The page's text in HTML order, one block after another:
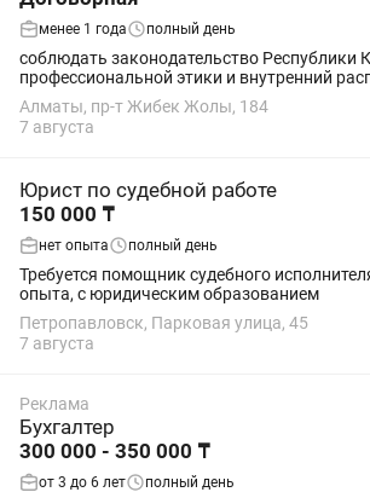
менее 1 года полный день
соблюдать законодательство Республики
профессиональной этики и внутренний
выполнять поручения частного судебного
своевременно, качественно и в полном...
Алматы, пр-т Жибек Жолы, 184
7 августа
Юрист по судебной работе
150 000 ₸
нет опыта полный день
Требуется помощник судебного
опыта, с юридическим образованием
Петропавловск, Парковая улица, 45
7 августа
Реклама
Бухгалтер
300 000 - 350 000 ₸
от 3 до 6 лет полный день